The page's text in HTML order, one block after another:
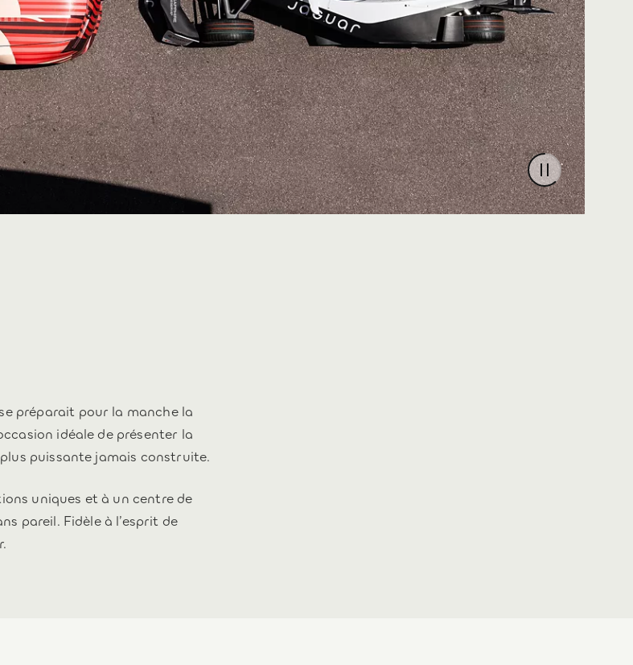
préparait pour la manche la
idéale de présenter la
puissante jamais construite.
uniques et à un centre de
pareil. Fidèle à l’esprit de